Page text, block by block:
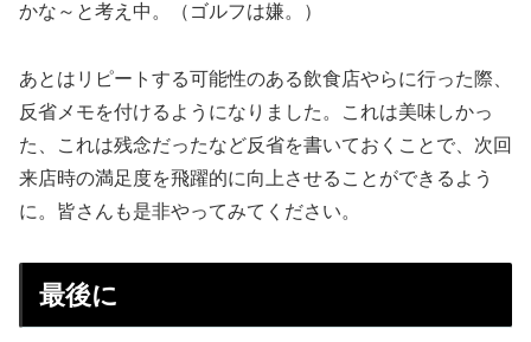
かな～と考え中。（ゴルフは嫌。）
あとはリピートする可能性のある飲食店やらに行った際、
反省メモを付けるようになりました。これは美味しかっ
た、これは残念だったなど反省を書いておくことで、次回
来店時の満足度を飛躍的に向上させることができるよう
に。皆さんも是非やってみてください。
最後に